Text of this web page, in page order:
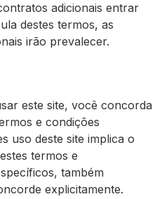
adicionais entrar
destes termos, as
irão prevalecer.
este site, você concorda
e condições
uso deste site implica o
termos e
também
explicitamente.